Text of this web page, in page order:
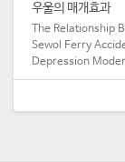
우울의 매개효과
The Relationship
Sewol Ferry
Depression